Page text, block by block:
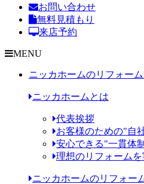
お問い合わせ
無料見積もり
来店予約
MENU
ニッカホームのリフォーム
ニッカホームとは
代表挨拶
お客様のための"自
安心できる"一貫体
理想のリフォーム
ニッカホームのリフォー